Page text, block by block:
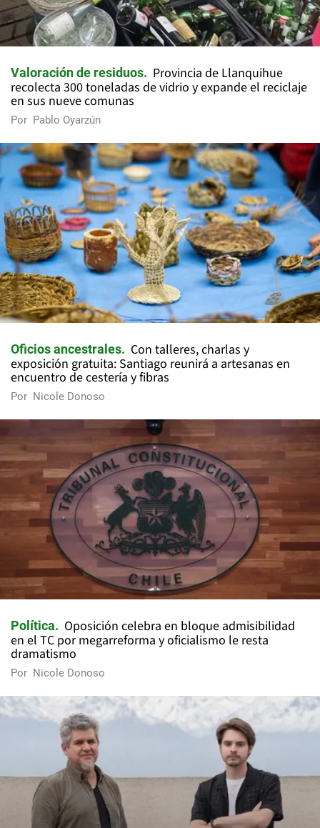
Valoración de residuos
Provincia de Llanquihue
recolecta 300 toneladas de vidrio y expande el reciclaje
en sus nueve comunas
Por Pablo Oyarzún
Oficios ancestrales
Con talleres, charlas y
exposición gratuita: Santiago reunirá a artesanas en
encuentro de cestería y fibras
Por Nicole Donoso
Política
Oposición celebra en bloque admisibilidad
en el TC por megarreforma y oficialismo le resta
dramatismo
Por Nicole Donoso